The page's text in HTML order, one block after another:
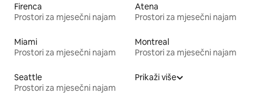
Firenca
Prostori za mjesečni najam
Atena
Prostori za mjesečni najam
Miami
Prostori za mjesečni najam
Montreal
Prostori za mjesečni najam
Seattle
Prostori za mjesečni najam
Prikaži više